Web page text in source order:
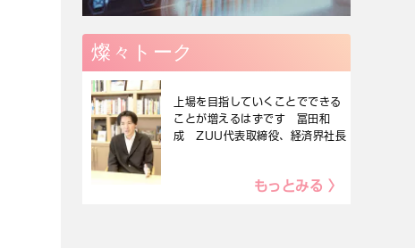
燦々トーク
上場を目指していくことでできる
ことが増えるはずです 冨田和
成 ZUU代表取締役、経済界社長
もっとみる 〉